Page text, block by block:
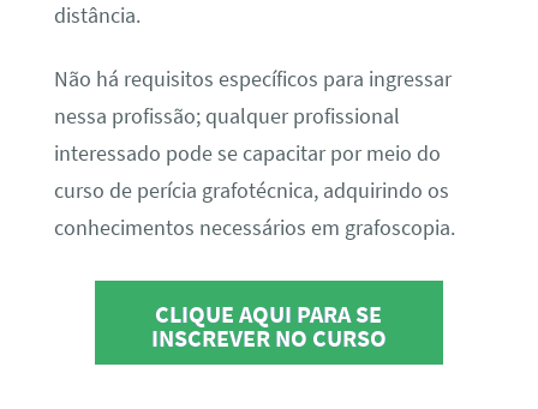
distância.
Não há requisitos específicos para ingressar
nessa profissão; qualquer profissional
interessado pode se capacitar por meio do
curso de perícia grafotécnica, adquirindo os
conhecimentos necessários em grafoscopia.
CLIQUE AQUI PARA SE
INSCREVER NO CURSO